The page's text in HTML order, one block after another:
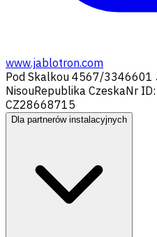
www.jablotron.com
Pod Skalkou 4567/3346601
NisouRepublika CzeskaNr
CZ28668715
Dla partnerów instalacyjnych